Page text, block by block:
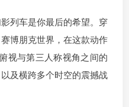
列车是你最后的希望。穿
博朋克世界，在这款动作
视与第三人称视角之间的
及横跨多个时空的震撼战